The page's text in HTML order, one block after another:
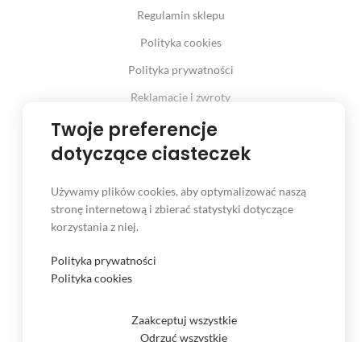
Regulamin sklepu
Polityka cookies
Polityka prywatności
Reklamacje i zwroty
Prawo odstąpienia od umowy
INFORMACJE
Czas i koszt dostawy
Formy płatności
Twoje preferencje
dotyczące ciasteczek
Używamy plików cookies, aby optymalizować naszą
stronę internetową i zbierać statystyki dotyczące
korzystania z niej.
Polityka prywatności
Polityka cookies
Zaakceptuj wszystkie
Odrzuć wszystkie